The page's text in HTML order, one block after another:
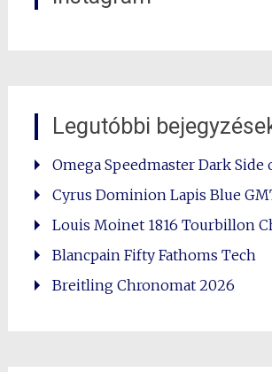
Legutóbbi
Omega Speedmaster Dark
Cyrus Dominion Lapis Blue
Louis Moinet 1816 Tourbillon
Blancpain Fifty Fathoms Tech
Breitling Chronomat 2026